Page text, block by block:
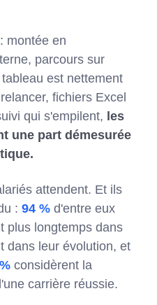
montée en
parcours sur
est nettement
fichiers Excel
qui s'empilent, les
une part démesurée
attendent. Et ils
: 94 % d'entre eux
plus longtemps dans
dans leur évolution, et
considèrent la
carrière réussie.